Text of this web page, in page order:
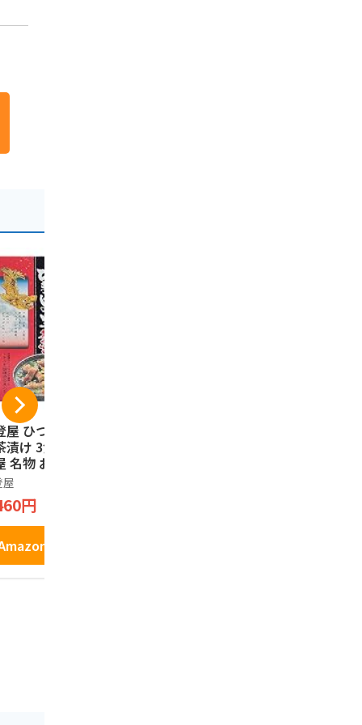
屋 ひつまぶしの
漬け 3食入り 名
名物 お土産 ひ
ぶし 茶漬けの素
漬け うなぎ 和
当地 グルメ お
寄せ ギフト
円
で見る